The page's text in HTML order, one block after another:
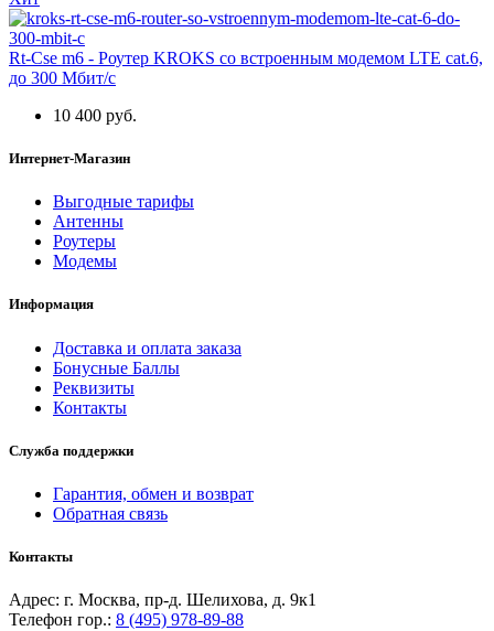
Rt-Cse m6 - Роутер KROKS со встроенным модемом LTE cat.6,
до 300 Мбит/c
10 400 руб.
Интернет-Магазин
Выгодные тарифы
Антенны
Роутеры
Модемы
Информация
Доставка и оплата заказа
Бонусные Баллы
Реквизиты
Контакты
Служба поддержки
Гарантия, обмен и возврат
Обратная связь
Контакты
Адрес: г. Москва, пр-д. Шелихова, д. 9к1
Телефон гор.: 8 (495) 978-89-88